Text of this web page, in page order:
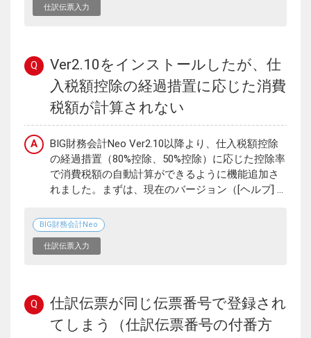
仕訳伝票入力
Q
Ver2.10をインストールしたが、仕
入税額控除の経過措置に応じた消費
税額が計算されない
A
BIG財務会計Neo Ver2.10以降より、仕入税額控除
の経過措置（80%控除、50%控除）に応じた控除率
で消費税額の自動計算ができるように機能追加さ
れました。まずは、現在のバージョン（[ヘルプ] ...
BIG財務会計Neo
仕訳伝票入力
Q
仕訳伝票が同じ伝票番号で登録され
てしまう（仕訳伝票番号の付番方